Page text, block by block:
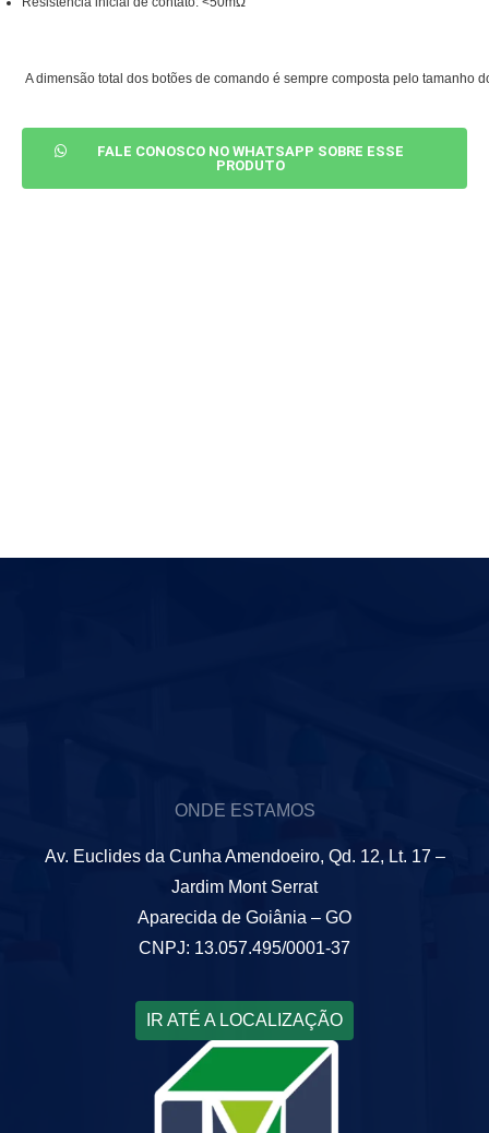
A dimensão total dos botões de comando é sempre composta pelo tamanho
FALE CONOSCO NO WHATSAPP SOBRE ESSE
PRODUTO
ONDE ESTAMOS
Av. Euclides da Cunha Amendoeiro, Qd. 12, Lt. 17 –
Jardim Mont Serrat
Aparecida de Goiânia – GO
CNPJ: 13.057.495/0001-37
IR ATÉ A LOCALIZAÇÃO